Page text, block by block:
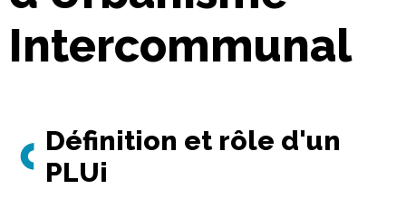
Intercommunal
Définition et rôle d'un
PLUi